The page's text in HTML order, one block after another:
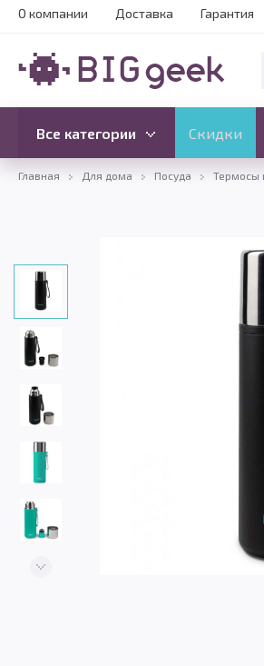
О компании Доставка Гарантия
Все категории Скидки
Все категории
Главная Для дома Посуда Термосы